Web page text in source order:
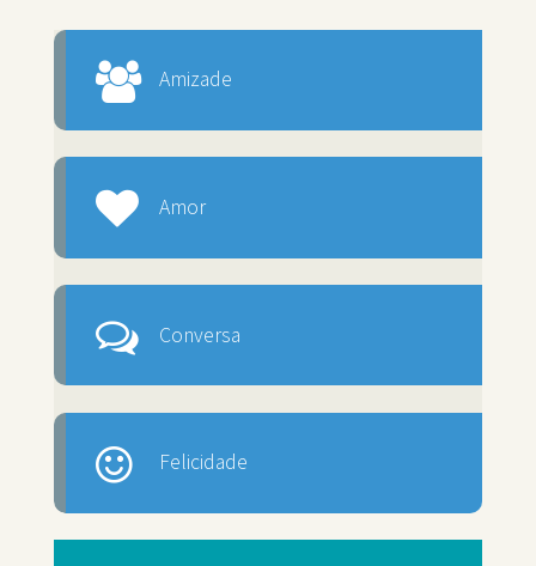
Amizade
Amor
Conversa
Felicidade